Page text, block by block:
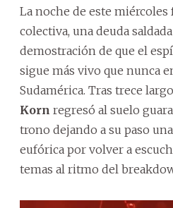
La noche de este miércoles
colectiva, una deuda
demostración de que el
sigue más vivo que nunca
Sudamérica. Tras trece
Korn regresó al suelo
trono dejando a su paso
eufórica por volver a
temas al ritmo del